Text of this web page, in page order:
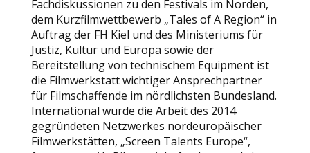
Fachdiskussionen zu den Festivals im Norden,
dem Kurzfilmwettbewerb „Tales of A Region“ in
Auftrag der FH Kiel und des Ministeriums für
Justiz, Kultur und Europa sowie der
Bereitstellung von technischem Equipment ist
die Filmwerkstatt wichtiger Ansprechpartner
für Filmschaffende im nördlichsten Bundesland.
International wurde die Arbeit des 2014
gegründeten Netzwerkes nordeuropäischer
Filmwerkstätten, „Screen Talents Europe“,